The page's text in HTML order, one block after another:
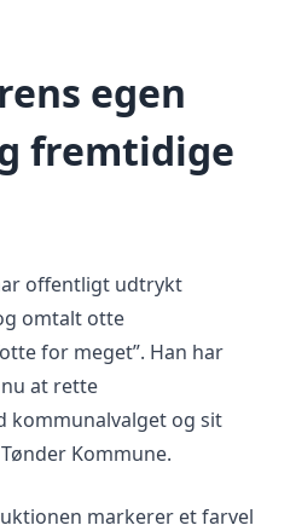
egen
fremtidige
offentligt udtrykt
omtalt otte
for meget”. Han har
at rette
kommunalvalget og sit
Kommune.
markerer et farvel